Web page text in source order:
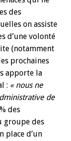
des
on assiste
d’une volonté
(notamment
prochaines
apporte la
: « nous ne
de
des
groupe des
place d’un